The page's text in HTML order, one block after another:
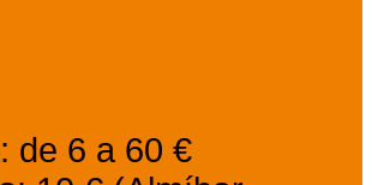
de 6 a 60 €